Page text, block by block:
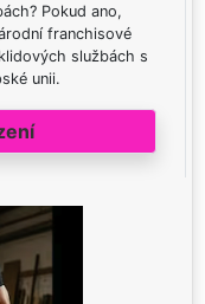
Pokud ano,
franchisové
službách s
unii.